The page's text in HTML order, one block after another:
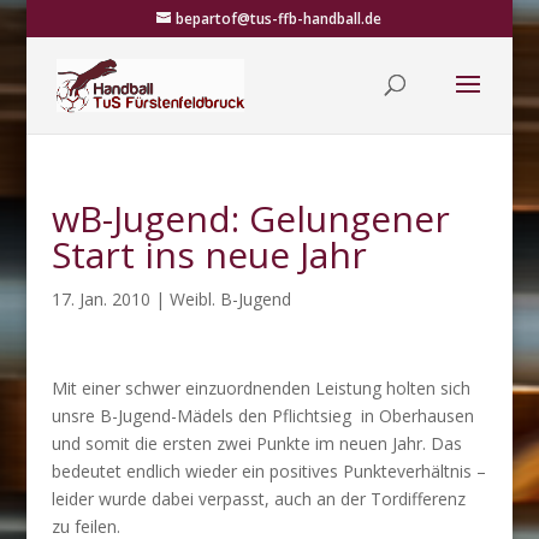
bepartof@tus-ffb-handball.de
wB-Jugend: Gelungener
Start ins neue Jahr
17. Jan. 2010 | Weibl. B-Jugend
Mit einer schwer einzuordnenden Leistung holten sich
unsre B-Jugend-Mädels den Pflichtsieg in Oberhausen
und somit die ersten zwei Punkte im neuen Jahr. Das
bedeutet endlich wieder ein positives Punkteverhältnis –
leider wurde dabei verpasst, auch an der Tordifferenz
zu feilen.